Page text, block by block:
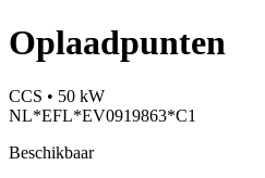
Oplaadpunten
CCS • 50 kW
NL*EFL*EV0919863*C1
Beschikbaar